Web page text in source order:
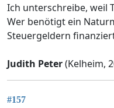
Ich unterschreibe, weil
Wer benötigt ein
Steuergeldern
Judith Peter(Kelheim,
#157